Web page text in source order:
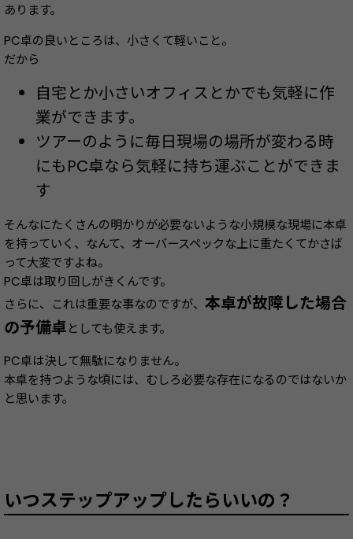
あります。
PC卓の良いところは、小さくて軽いこと。
だから
自宅とか小さいオフィスとかでも気軽に作
業ができます。
ツアーのように毎日現場の場所が変わる時
にもPC卓なら気軽に持ち運ぶことができま
す
そんなにたくさんの明かりが必要ないような小規模な現場に本卓
を持っていく、なんて、オーバースペックな上に重たくてかさば
って大変ですよね。
PC卓は取り回しがきくんです。
さらに、これは重要な事なのですが、 本卓が故障した場合
の予備卓としても使えます。
PC卓は決して無駄になりません。
本卓を持つような頃には、むしろ必要な存在になるのではないか
と思います。
いつステップアップしたらいいの？